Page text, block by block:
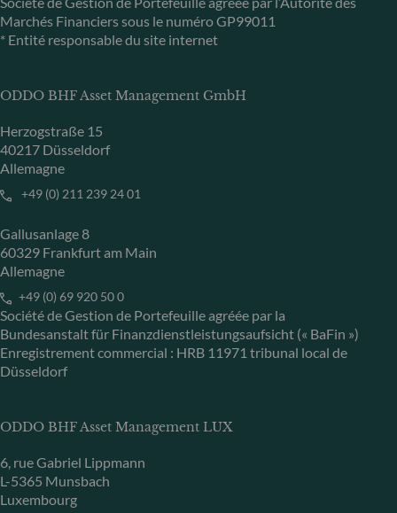
Marchés Financiers sous le numéro GP99011
* Entité responsable du site internet
ODDO BHF Asset Management GmbH
Herzogstraße 15
40217 Düsseldorf
Allemagne
+49 (0) 211 239 24 01
Gallusanlage 8
60329 Frankfurt am Main
Allemagne
+49 (0) 69 920 50 0
Société de Gestion de Portefeuille agréée par la
Bundesanstalt für Finanzdienstleistungsaufsicht (« BaFin »)
Enregistrement commercial : HRB 11971 tribunal local de
Düsseldorf
ODDO BHF Asset Management LUX
6, rue Gabriel Lippmann
L-5365 Munsbach
Luxembourg